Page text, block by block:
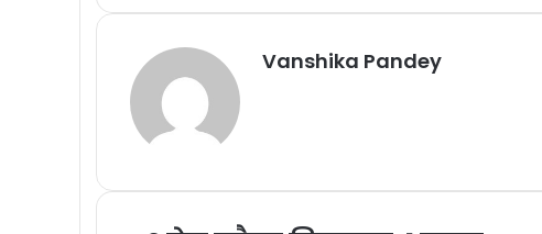
Vanshika Pandey